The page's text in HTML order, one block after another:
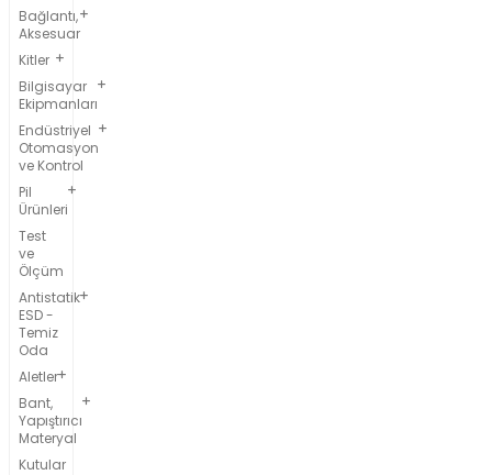
Bağlantı,
Aksesuar
Kitler
Bilgisayar
Ekipmanları
Endüstriyel
Otomasyon
ve Kontrol
Pil
Ürünleri
Test
ve
Ölçüm
Antistatik
ESD -
Temiz
Oda
Aletler
Bant,
Yapıştırıcı
Materyal
Kutular